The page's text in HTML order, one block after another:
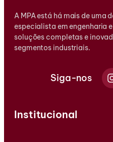
A MPA está há mais de uma
especialista em engenharia
soluções completas e
segmentos industriais.
Siga-nos
Institucional